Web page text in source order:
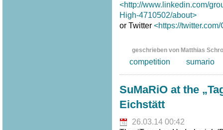
<http://www.linkedin.com/
High-4710502/about>
or Twitter <https://
geschrieben von Matthias
competition sumario
SuMaRiO at the
Eichstätt
26.03.14 00:42